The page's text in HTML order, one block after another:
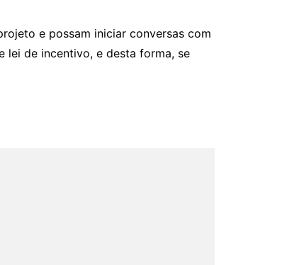
e possam iniciar conversas com
lei de incentivo, e desta forma, se